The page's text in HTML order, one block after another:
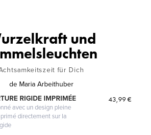
und
für Dich
de Maria Arbeithuber
RIGIDE IMPRIMÉE
avec un design pleine
directement sur la
43,99 €